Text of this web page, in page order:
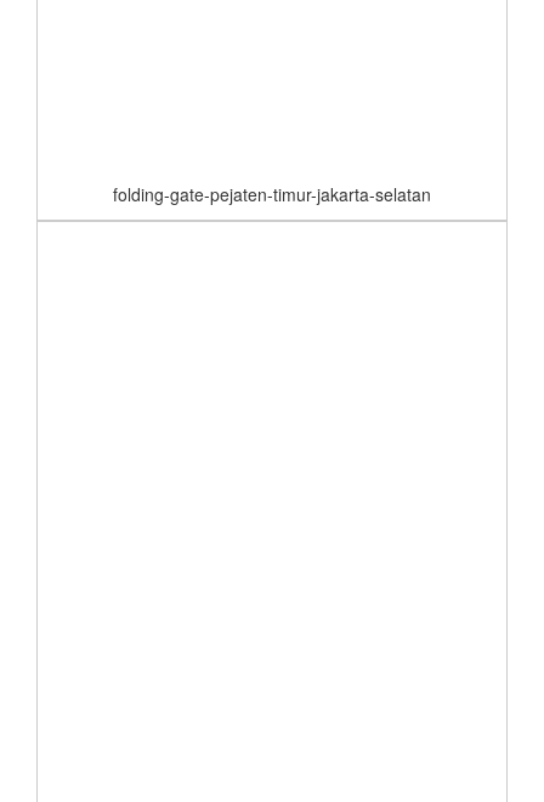
folding-gate-pejaten-timur-jakarta-selatan